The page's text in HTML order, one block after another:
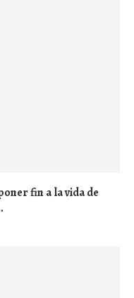
fin a la vida de